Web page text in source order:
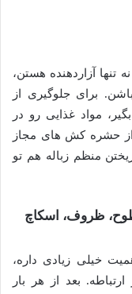
آزاردهنده هستن،
برای جلوگیری از
مواد غذایی رو در
از حشره کش های مجاز
منظم زباله هم تو
ظروف، اسکاچ
خیلی زیادی داره،
بعد از هر بار